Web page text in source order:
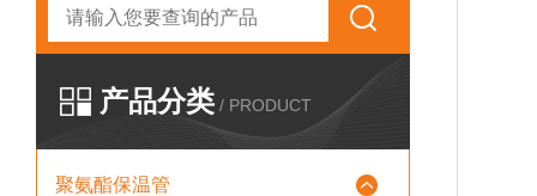
产品分类 / PRODUCT
聚氨酯保温管